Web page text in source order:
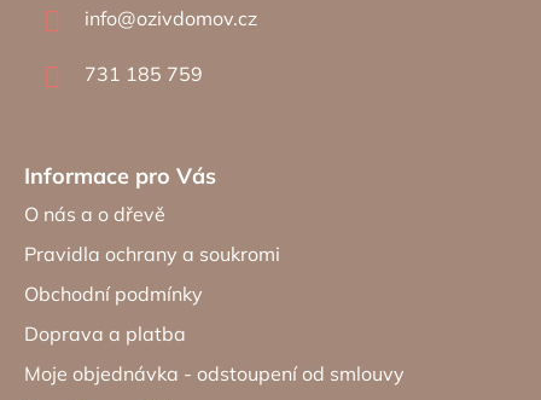
info@ozivdomov.cz
731 185 759
Informace pro Vás
O nás a o dřevě
Pravidla ochrany a soukromi
Obchodní podmínky
Doprava a platba
Moje objednávka - odstoupení od smlouvy